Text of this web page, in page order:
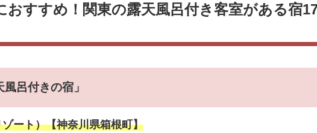
おすすめ！関東の露天風呂付き客室がある宿
呂付きの宿」
ート）【神奈川県箱根町】